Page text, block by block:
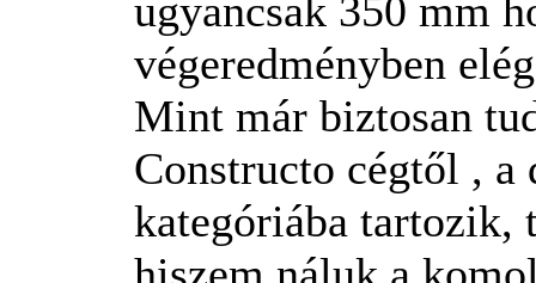
ugyancsak 350 mm
végeredményben
Mint már biztosan
Constructo cégtől , a
kategóriába tartozik,